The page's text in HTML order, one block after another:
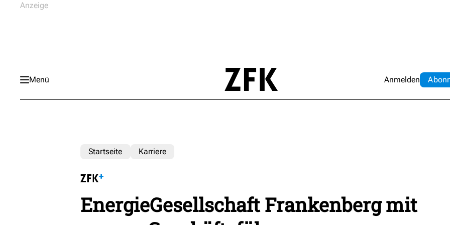
Menü Anmelden Abo
Startseite Karriere
EnergieGesellschaft Frankenberg mit